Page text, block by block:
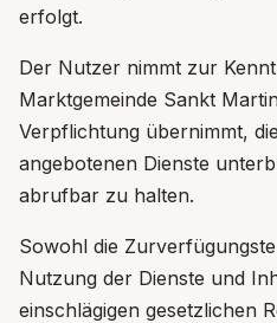
erfolgt.
Der Nutzer nimmt zur
Marktgemeinde Sankt
Verpflichtung übernimmt,
angebotenen Dienste
abrufbar zu halten.
Sowohl die
Nutzung der Dienste und
einschlägigen gesetzlichen